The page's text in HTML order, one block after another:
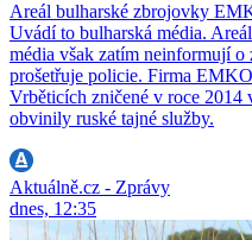
Areál bulharské zbrojovky
Uvádí to bulharská média.
média však zatím neinformují
prošetřuje policie. Firma
Vrběticích zničené v roce 2014
obvinily ruské tajné služby.
Aktuálně.cz - Zprávy
dnes, 12:35